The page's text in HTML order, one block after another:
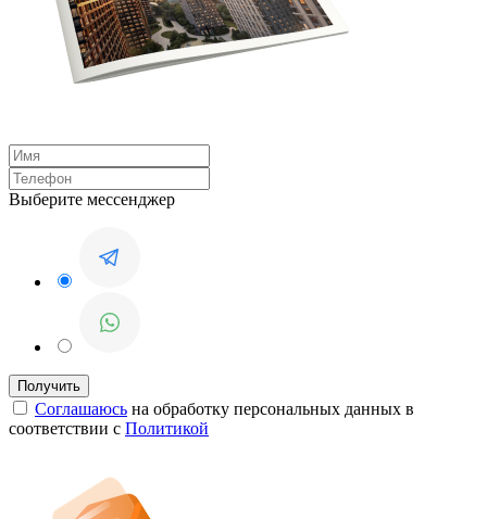
Выберите мессенджер
Соглашаюсь на обработку персональных данных в
соответствии с Политикой